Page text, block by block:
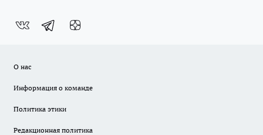
О нас
Информация о команде
Политика этики
Редакционная политика